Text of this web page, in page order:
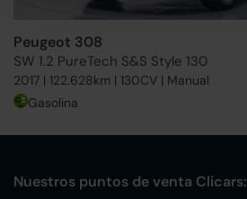
Peugeot 308
SW 1.2 PureTech S&S Style 130
2017 | 122.628km | 130CV | Manual
Gasolina
Nuestros puntos de venta Clicars: